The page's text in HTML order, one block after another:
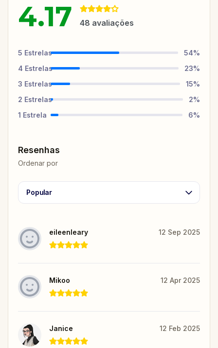
4.17 48 avaliações
5 Estrelas 54%
4 Estrelas 23%
3 Estrelas 15%
2 Estrelas 2%
1 Estrela 6%
Resenhas
Ordenar por
Popular
eileenleary 12 Sep 2025
Mikoo 12 Apr 2025
Janice 12 Feb 2025